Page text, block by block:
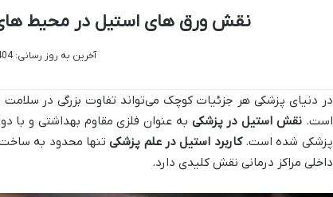
نقش ورق های استیل در محیط های
آخرین به روز رسانی: 01/03/1404
در دنیای پزشکی هر جزئیات کوچک می‌تواند تفاوت بزرگی در سلامت
است.نقش استیل در پزشکی به عنوان فلزی مقاوم بهداشتی و با
پزشکی شده است.کاربرد استیل در علم پزشکیتنها محدود به ساخت
داخلی مراکز درمانی نقش کلیدی دارد.